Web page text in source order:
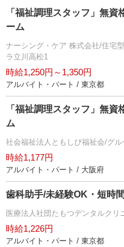
「福祉調理スタッフ」無
ーム
ナーシング・ケア 株式会社/住宅
ラ立川高松1
時給1,250円～1,350円
アルバイト・パート / 東京都
「福祉調理スタッフ」無
ム
社会福祉法人ともしび福祉会/グ
時給1,177円
アルバイト・パート / 大阪府
歯科助手/未経験OK・短時
医療法人社団たもつデンタルクリ
時給1,226円
アルバイト・パート / 東京都